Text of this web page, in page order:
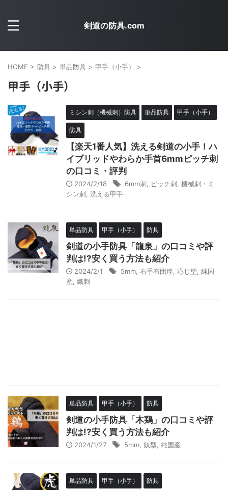
剣道の防具.com
HOME > 防具 > 単品防具 > 甲手（小手） >
甲手（小手）
ミシン刺（機械刺）防具 単品防具 甲手（小手）
防具
【楽天1番人気】洗える剣道の小手！ハ
イブリッドやわらか手首6mmピッチ刺
の口コミ・評判
2024/2/18 6mm刺 ピッチ刺 機械刺・ミ
シン刺 洗える甲手
単品防具 甲手（小手） 防具
剣道の小手防具「龍泉」の口コミや評
判は!?安く買う方法も紹介
2024/2/1 5mm 右手布団厚 応じ型 純国
産 織刺
単品防具 甲手（小手） 防具
剣道の小手防具「木鶏」の口コミや評
判は!?安く買う方法も紹介
2024/1/27 5mm 奴型 純国産
単品防具 甲手（小手） 防具